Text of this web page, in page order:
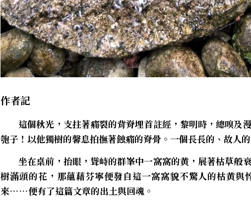
作者記
這個秋光，支拄著痛裂的背脊埋首註經，黎明時，總嗅及
匏子！以他獨樹的馨息拍撫著蝕痛的脊骨。一個長長的、故人
坐在桌前，抬眼，聳峙的群峯中一窩窩的黄，展著枯草般
樹滿頭的花，那蘊藉芬寧便發自這一窩窩貌不驚人的枯黄與
來……便有了這篇文章的出土與回魂。